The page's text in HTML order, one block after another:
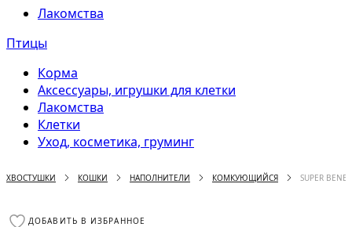
Лакомства
Птицы
Корма
Аксессуары, игрушки для клетки
Лакомства
Клетки
Уход, косметика, груминг
ХВОСТУШКИ КОШКИ НАПОЛНИТЕЛИ КОМКУЮЩИЙСЯ SUPER
ДОБАВИТЬ В ИЗБРАННОЕ